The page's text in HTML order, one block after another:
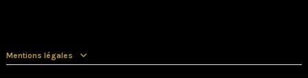
Mentions légales